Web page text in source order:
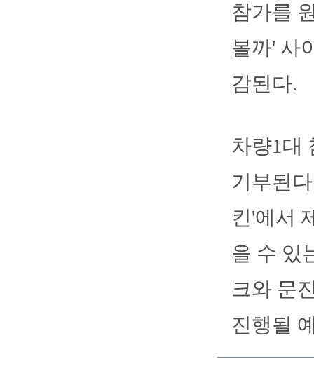
참가를
볼까' 사
감된다.
차량1대
기부된
킨'에서
을 수 있
크와 문
진행될